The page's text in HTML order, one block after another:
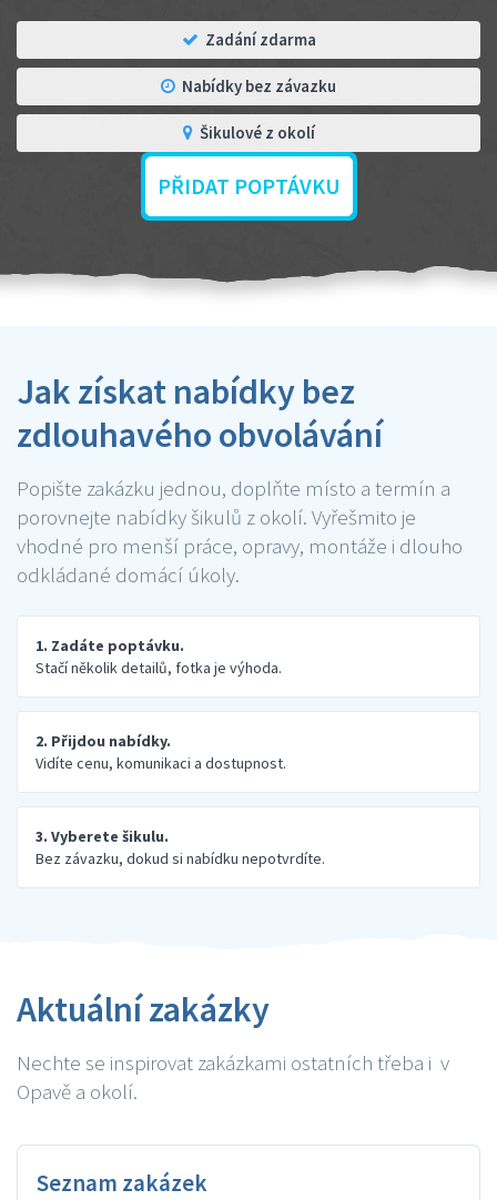
Zadání zdarma
Nabídky bez závazku
Šikulové z okolí
PŘIDAT POPTÁVKU
Jak získat nabídky bez
zdlouhavého obvolávání
Popište zakázku jednou, doplňte místo a termín a
porovnejte nabídky šikulů z okolí. Vyřešmito je
vhodné pro menší práce, opravy, montáže i dlouho
odkládané domácí úkoly.
1. Zadáte poptávku.
Stačí několik detailů, fotka je výhoda.
2. Přijdou nabídky.
Vidíte cenu, komunikaci a dostupnost.
3. Vyberete šikulu.
Bez závazku, dokud si nabídku nepotvrdíte.
Aktuální zakázky
Nechte se inspirovat zakázkami ostatních třeba i v
Opavě a okolí.
Seznam zakázek